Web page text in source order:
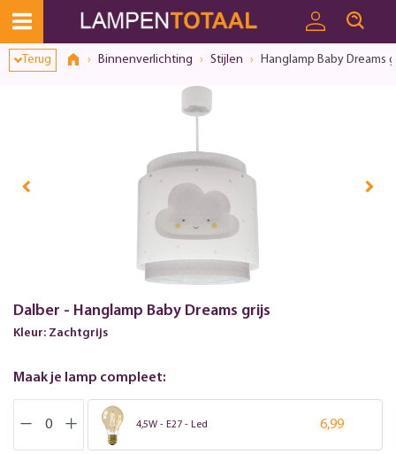
Terug Binnenverlichting Stijlen Hanglamp Baby Dreams
Dalber - Hanglamp Baby Dreams grijs
Kleur: Zachtgrijs
Maak je lamp compleet:
4,5W - E27 - Led 6,99
Toestemmingsvenster geopend